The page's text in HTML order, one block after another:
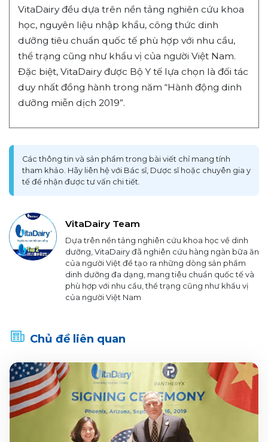
VitaDairy đều dựa trên nền tảng nghiên cứu khoa
học, nguyên liệu nhập khẩu, công thức dinh
dưỡng tiêu chuẩn quốc tế phù hợp với nhu cầu,
thể trạng cũng như khẩu vị của người Việt Nam.
Đặc biệt, VitaDairy được Bộ Y tế lựa chọn là đối tác
duy nhất đồng hành trong năm “Hành động dinh
dưỡng miễn dịch 2019”.
Các thông tin và sản phẩm trong bài viết chỉ mang tính
tham khảo. Hãy liên hệ với Bác sĩ, Dược sĩ hoặc chuyên gia y
tế để nhận được tư vấn chi tiết.
VitaDairy Team
Dựa trên nền tảng nghiên cứu khoa học về dinh
dưỡng, VitaDairy đã nghiên cứu hàng ngàn bữa ăn
của người Việt để tạo ra những dòng sản phẩm
dinh dưỡng đa dạng, mang tiêu chuẩn quốc tế và
phù hợp với nhu cầu, thể trạng cũng như khẩu vị
của người Việt Nam
Chủ đề liên quan